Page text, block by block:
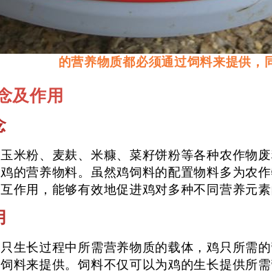
的营养物质都必须通过饲料来提供
及作用
粉、麦麸、米糠、菜籽饼粉等各种农作物废
的营养物料。虽然鸡饲料的配置物料多为农
作用，能够有效地促进鸡对多种不同营养元素
长过程中所需营养物质的载体，鸡只所需的
料来提供。饲料不仅可以为鸡的生长提供所